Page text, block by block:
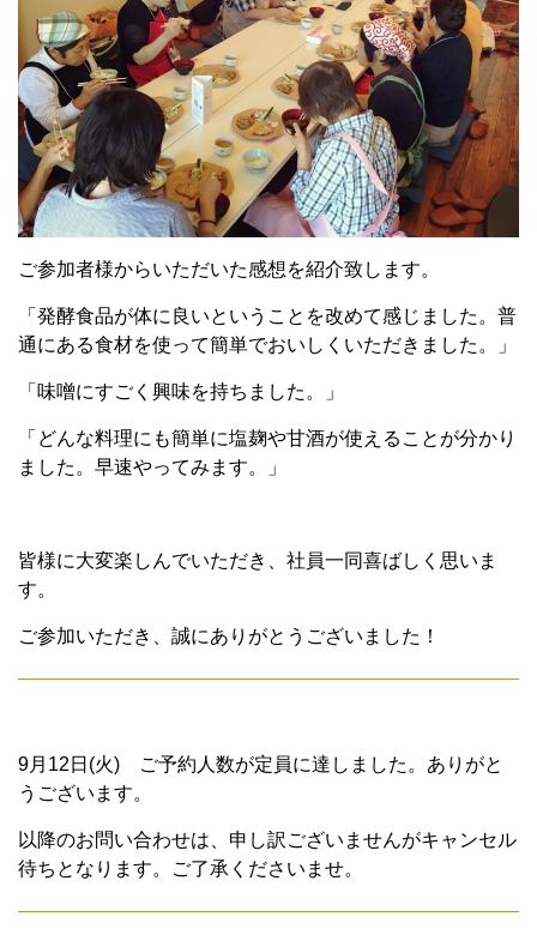
ご参加者様からいただいた感想を紹介致します。
「発酵食品が体に良いということを改めて感じました。普
通にある食材を使って簡単でおいしくいただきました。」
「味噌にすごく興味を持ちました。」
「どんな料理にも簡単に塩麹や甘酒が使えることが分かり
ました。早速やってみます。」
皆様に大変楽しんでいただき、社員一同喜ばしく思いま
す。
ご参加いただき、誠にありがとうございました！
9月12日(火) ご予約人数が定員に達しました。ありがと
うございます。
以降のお問い合わせは、申し訳ございませんがキャンセル
待ちとなります。ご了承くださいませ。